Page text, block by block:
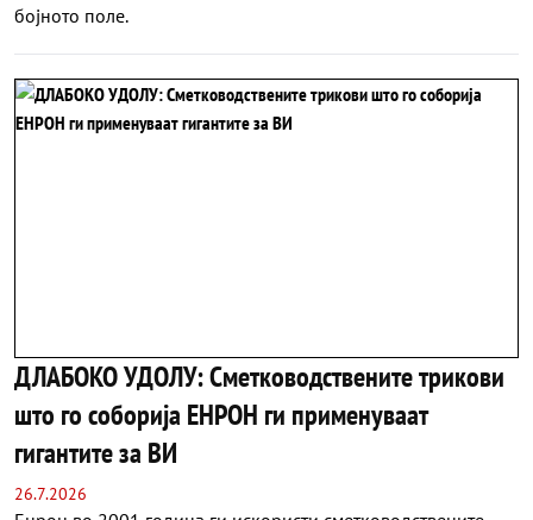
бојното поле.
ДЛАБОКО УДОЛУ: Сметководствените трикови
што го соборија ЕНРОН ги применуваат
гигантите за ВИ
26.7.2026